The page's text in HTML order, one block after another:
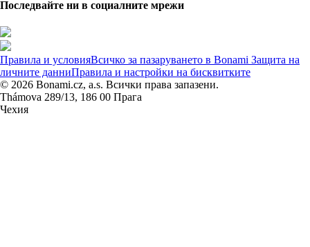
Последвайте ни в социалните мрежи
Правила и условияВсичко за пазаруването в Bonami Защита на
личните данниПравила и настройки на бисквитките
© 2026 Bonami.cz, a.s. Всички права запазени.
Thámova 289/13, 186 00 Прага
Чехия